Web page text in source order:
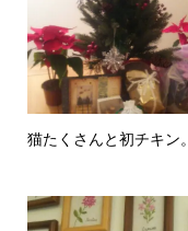
猫たくさんと初チキン。